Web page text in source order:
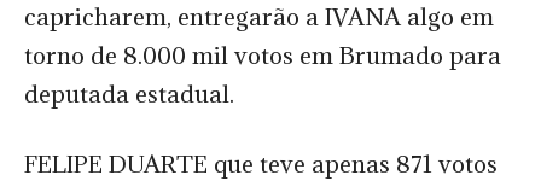
capricharem, entregarão a IVANA algo em
torno de 8.000 mil votos em Brumado para
deputada estadual.
FELIPE DUARTE que teve apenas 871 votos